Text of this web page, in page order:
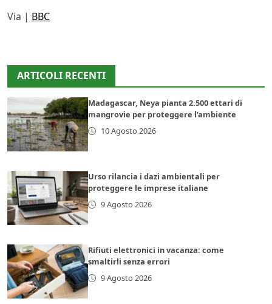
Via | BBC
ARTICOLI RECENTI
Madagascar, Neya pianta 2.500 ettari di
mangrovie per proteggere l’ambiente
10 Agosto 2026
Urso rilancia i dazi ambientali per
proteggere le imprese italiane
9 Agosto 2026
Rifiuti elettronici in vacanza: come
smaltirli senza errori
9 Agosto 2026